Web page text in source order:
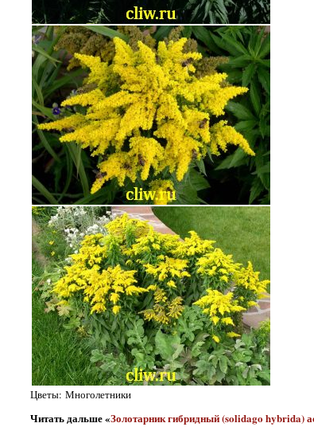
Цветы: Многолетники
Читать дальше «Золотарник гибридный (solidago hybrida)